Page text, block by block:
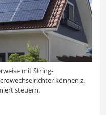
mit String-
können z.
steuern.